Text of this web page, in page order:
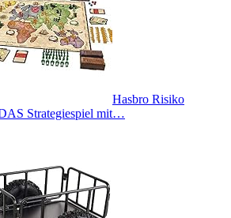
Hasbro Risiko
Strategiespiel mit…